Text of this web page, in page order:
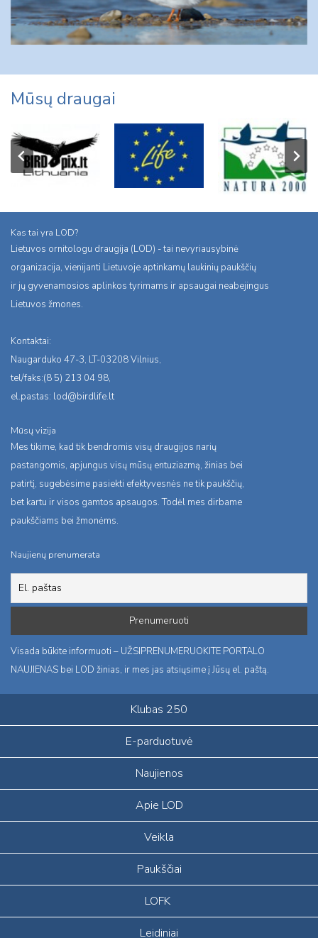
Mūsų draugai
Kas tai yra LOD?
Lietuvos ornitologu draugija (LOD) - tai nevyriausybinė
organizacija, vienijanti Lietuvoje aptinkamų laukinių paukščių
ir jų gyvenamosios aplinkos tyrimams ir apsaugai neabejingus
Lietuvos žmones.
Kontaktai:
Naugarduko 47-3, LT-03208 Vilnius,
tel/faks:(8 5) 213 04 98,
el.pastas: lod@birdlife.lt
Mūsų vizija
Mes tikime, kad tik bendromis visų draugijos narių
pastangomis, apjungus visų mūsų entuziazmą, žinias bei
patirtį, sugebėsime pasiekti efektyvesnės ne tik paukščių,
bet kartu ir visos gamtos apsaugos. Todėl mes dirbame
paukščiams bei žmonėms.
Naujienų prenumerata
Visada būkite informuoti – UŽSIPRENUMERUOKITE PORTALO
NAUJIENAS bei LOD žinias, ir mes jas atsiųsime į Jūsų el. paštą.
Klubas 250
E-parduotuvė
Naujienos
Apie LOD
Veikla
Paukščiai
LOFK
Leidiniai